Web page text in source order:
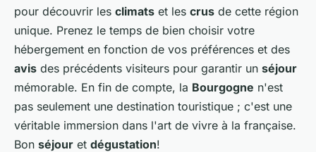
pour découvrir les climats et les crus de cette région
unique. Prenez le temps de bien choisir votre
hébergement en fonction de vos préférences et des
avis des précédents visiteurs pour garantir un séjour
mémorable. En fin de compte, la Bourgogne n'est
pas seulement une destination touristique ; c'est une
véritable immersion dans l'art de vivre à la française.
Bon séjour et dégustation!